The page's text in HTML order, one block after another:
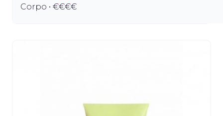
Corpo • €€€€